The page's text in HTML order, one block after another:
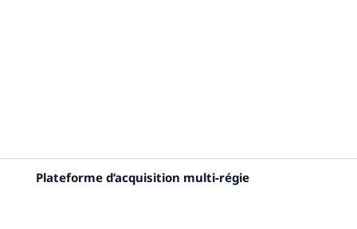
Plateforme d’acquisition multi-régie